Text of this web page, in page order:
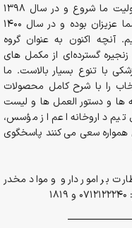
از سال 1394در قالب داروخانه حضوری مسئولیت ما شروع و در سال 1398
داروخانه به صورت شبانه روزی در خدمت شما عزیزان بوده و در سال 1400
آنچه اکنون به عنوان گروه
زنجیره گسترده‌ای از مکمل های
با تنوع بسیار بالاست. ما
را با شرح کامل محصولات
ها و دستور العمل ها و لیست
تیم داروخانه اعم از مؤسس،
همواره سعی می کنند پاسخگوی
بر امور دارو و مواد مخدر